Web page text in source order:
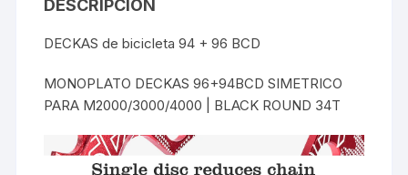
DESCRIPCIÓN
DECKAS de bicicleta 94 + 96 BCD
MONOPLATO DECKAS 96+94BCD SIMETRICO
PARA M2000/3000/4000 | BLACK ROUND 34T